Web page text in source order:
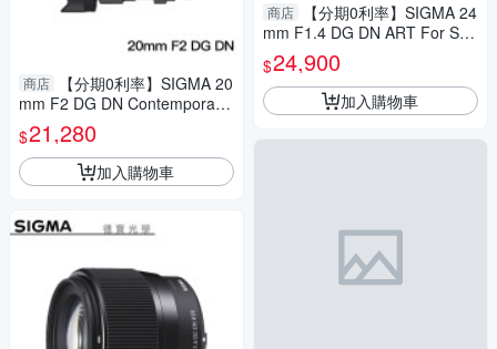
商店
【分期0利率】SIGMA 20
mm F2 DG DN Contemporary
For SONY E Mount 恆伸公司
貨 德寶光學 大光圈 雲海季
$21,280
加入購物車
商店
【分期0利率】SIGMA 24
mm F1.4 DG DN ART For Son
y E mount 恆伸公司貨 定焦 大
光圈 風景 德寶光學
$24,900
加入購物車